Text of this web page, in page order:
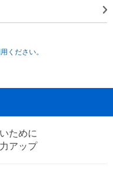
ください。
ために
アップ